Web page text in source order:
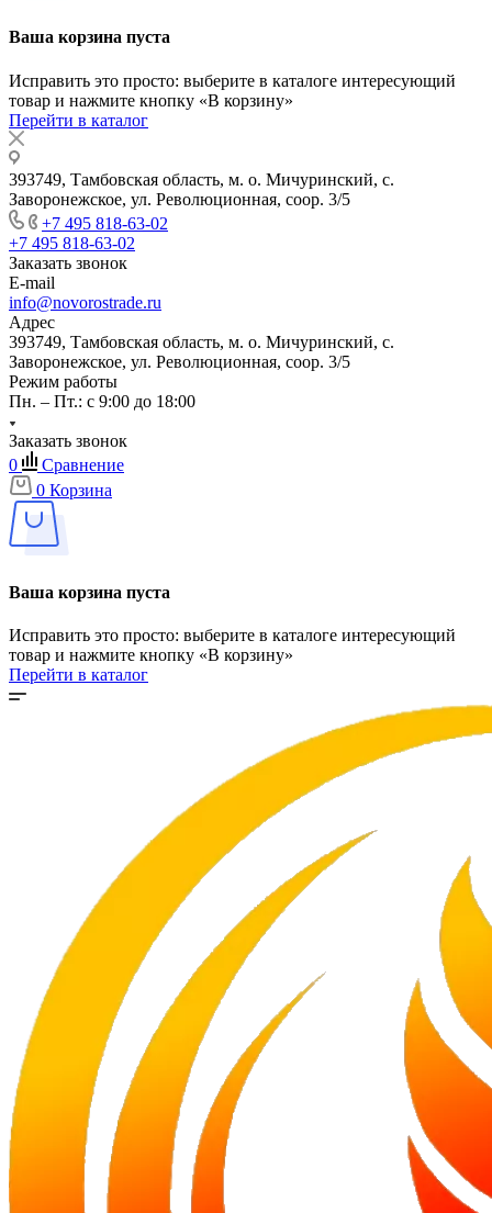
Ваша корзина пуста
Исправить это просто: выберите в каталоге интересующий
товар и нажмите кнопку «В корзину»
Перейти в каталог
393749, Тамбовская область, м. о. Мичуринский, с.
Заворонежское, ул. Революционная, соор. 3/5
+7 495 818-63-02
+7 495 818-63-02
Заказать звонок
E-mail
info@novorostrade.ru
Адрес
393749, Тамбовская область, м. о. Мичуринский, с.
Заворонежское, ул. Революционная, соор. 3/5
Режим работы
Пн. – Пт.: с 9:00 до 18:00
Заказать звонок
0
Сравнение
0 Корзина
Ваша корзина пуста
Исправить это просто: выберите в каталоге интересующий
товар и нажмите кнопку «В корзину»
Перейти в каталог